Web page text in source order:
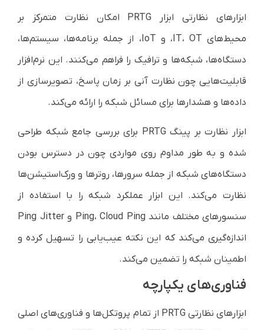
ابزارهای نظارتی ابزار PRTG امکان نظارت متمرکز بر
محیط‌های IT، OT، و IoT، از جمله برنامه‌ها، سیستم‌ها،
دستگاه‌ها، شبکه‌ها و ترافیک را فراهم می‌کنند. این نرم‌افزار
قابلیت‌هایی چون نظارت آنی بر زمان پاسخ، تصویرسازی از
داده‌ها و هشدارها برای مسائل شبکه را ارائه می‌کند.
ابزار نظارت بر پینگ PRTG برای بررسی جامع شبکه طراحی
شده و به طور مداوم روی مواردی چون در دسترس بودن
دستگاه‌های شبکه از جمله سرورها، روترها و ورک‌استیشن‌ها
نظارت می‌کند. این ابزار عملکرد شبکه را با استفاده از
سنسورهای مختلف مانند Ping، Cloud Ping و Ping Jitter
اندازه‌گیری می‌کند که این نکته عیب‌یابی را تسهیل کرده و
اطمینان شبکه را تضمین می‌کند.
فناوری‌های یکپارچه
ابزارهای نظارتی PRTG از تمام پروتکل‌ها و فناوری‌های اصلی